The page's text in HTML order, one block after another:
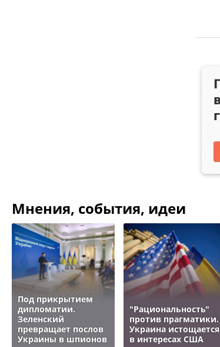
Мнения, события, идеи
Под прикрытием
дипломатии.
Зеленский
превращает послов
Украины в шпионов
"Рациональность"
против прагматики.
Украина истощается
в интересах США